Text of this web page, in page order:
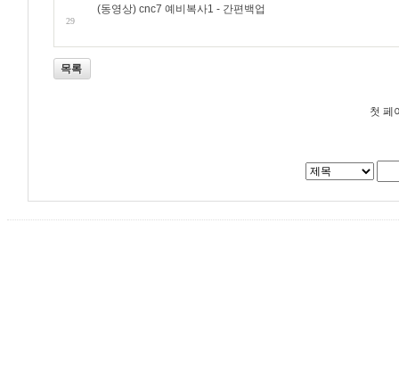
29
(동영상) cnc7 예비복사1 - 간편백업
목록
첫 페